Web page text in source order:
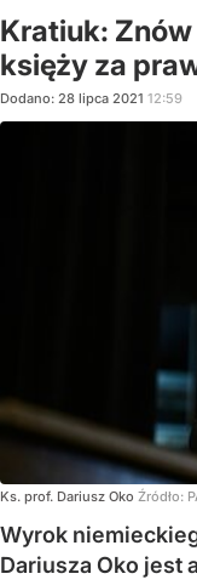
Kratiuk:
księży za
Dodano: 28 lipca 2021 12:59
Ks. prof. Dariusz Oko Źródło:
Wyrok
Dariusza Oko jest